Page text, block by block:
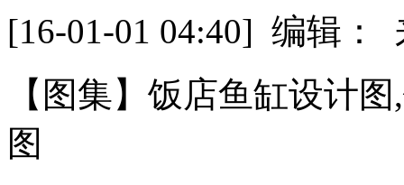
[16-01-01 04:40] 编辑
【图集】饭店鱼缸设计
图